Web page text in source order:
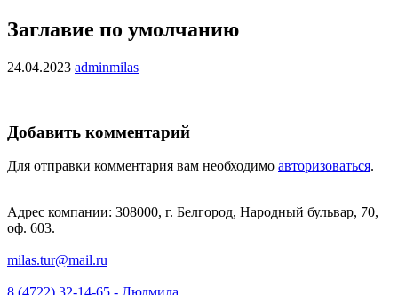
Заглавие по умолчанию
24.04.2023 adminmilas
Добавить комментарий
Для отправки комментария вам необходимо авторизоваться.
Адрес компании: 308000, г. Белгород, Народный бульвар, 70,
оф. 603.
milas.tur@mail.ru